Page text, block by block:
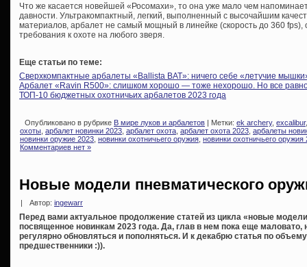
Что же касается новейшей «Росомахи», то она уже мало чем
давности. Ультракомпактный, легкий, выполненный с высочайшим
материалов, арбалет не самый мощный в линейке (скорость до 360 fps),
требования к охоте на любого зверя.
Еще статьи по теме:
Сверхкомпактные арбалеты «Ballista BAT»: ничего себе «летучие
Арбалет «Ravin R500»: слишком хорошо — тоже нехорошо. Но все
ТОП-10 бюджетных охотничьих арбалетов 2023 года
Опубликовано в рубрике В мире луков и арбалетов | Метки: ek archery, excalibur
охоты арбалет новинки 2023 арбалет охота арбалет охота 2023 арбалеты
новинки оружие 2023 новинки охотничьего оружия новинки охотничьего оружия
Комментариев нет »
Новые модели пневматического
| Автор: ingewarr
Перед вами актуальное продолжение статей из цикла «новые
посвященное новинкам 2023 года. Да, глав в нем пока еще маловато,
регулярно обновляться и пополняться. И к декабрю статья по
предшественники :)).